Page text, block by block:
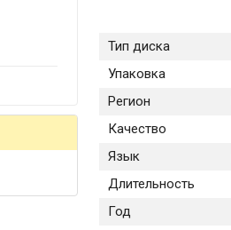
Тип диска
Упаковка
Регион
Качество
Язык
Длительность
Год